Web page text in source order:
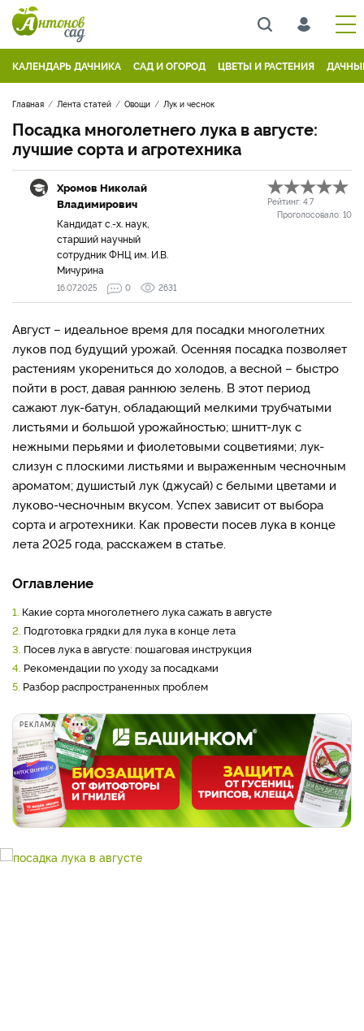
КАЛЕНДАРЬ ДАЧНИКА САД И ОГОРОД ЦВЕТЫ И РАСТЕНИЯ
Главная Лента статей Овощи Лук и чеснок
Посадка многолетнего лука в августе:
лучшие сорта и агротехника
Хромов Николай
Владимирович
Кандидат с.-х. наук,
старший научный
сотрудник ФНЦ им. И.В.
Мичурина
Рейтинг: 4.7
Проголосовало: 10
16.07.2025 0 2631
Август – идеальное время для посадки многолетних
луков под будущий урожай. Осенняя посадка позволяет
растениям укорениться до холодов, а весной – быстро
пойти в рост, давая раннюю зелень. В этот период
сажают лук-батун, обладающий мелкими трубчатыми
листьями и большой урожайностью; шнитт-лук с
нежными перьями и фиолетовыми соцветиями; лук-
слизун с плоскими листьями и выраженным чесночным
ароматом; душистый лук (джусай) с белыми цветами и
луково-чесночным вкусом. Успех зависит от выбора
сорта и агротехники. Как провести посев лука в конце
лета 2025 года, расскажем в статье.
Оглавление
1. Какие сорта многолетнего лука сажать в августе
2. Подготовка грядки для лука в конце лета
3. Посев лука в августе: пошаговая инструкция
4. Рекомендации по уходу за посадками
5. Разбор распространенных проблем
РЕКЛАМА